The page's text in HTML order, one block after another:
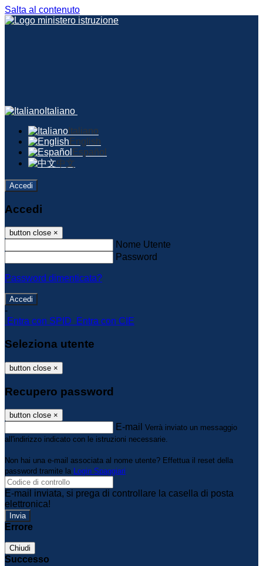
Salta al contenuto
Italiano
Italiano
English
Español
中文
Accedi
Accedi
button close ×
Nome Utente
Password
Password dimenticata?
-
Entra con SPID
Entra con CIE
Seleziona utente
button close ×
Recupero password
button close ×
E-mail Verrà inviato un messaggio
all'indirizzo indicato con le istruzioni necessarie.
Non hai una e-mail associata al nome utente? Effettua il reset della
password tramite la Login Spaggiari
E-mail inviata, si prega di controllare la casella di posta
elettronica!
Errore
Chiudi
Successo